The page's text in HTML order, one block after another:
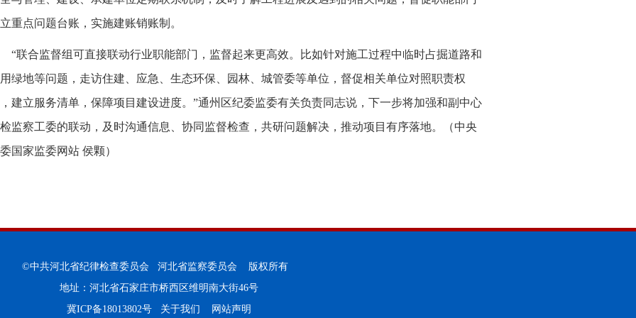
重点问题台账，实施建账销账制。
“联合监督组可直接联动行业职能部门，监督起来更高效。比如针对施工过程中临时占掘道路和
绿地等问题，走访住建、应急、生态环保、园林、城管委等单位，督促相关单位对照职责权
建立服务清单，保障项目建设进度。”通州区纪委监委有关负责同志说，下一步将加强和副中心
监察工委的联动，及时沟通信息、协同监督检查，共研问题解决，推动项目有序落地。（中央
国家监委网站 侯颗）
©中共河北省纪律检查委员会 河北省监察委员会 版权所有
地址：河北省石家庄市桥西区维明南大街46号
冀ICP备18013802号
关于我们 网站声明